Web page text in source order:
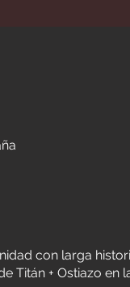
con larga
Titán + Ostiazo en